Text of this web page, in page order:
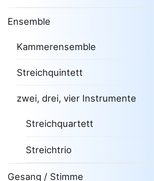
Ensemble
Kammerensemble
Streichquintett
zwei, drei, vier Instrumente
Streichquartett
Streichtrio
Gesang / Stimme